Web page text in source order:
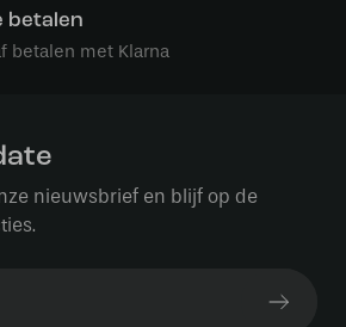
betalen
betalen met Klarna
nieuwsbrief en blijf op de